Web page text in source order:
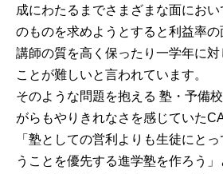
成にわたるまでさまざまな面にお
のものを求めようとすると利益率の
講師の質を高く保ったり一学年に
ことが難しいと言われています。
そのような問題を抱える 塾・予備
がらもやりきれなさを感じていた
「塾としての営利よりも生徒にと
うことを優先する進学塾を作ろう